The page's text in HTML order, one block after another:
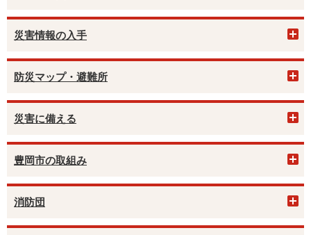
災害情報の入手
防災マップ・避難所
災害に備える
豊岡市の取組み
消防団